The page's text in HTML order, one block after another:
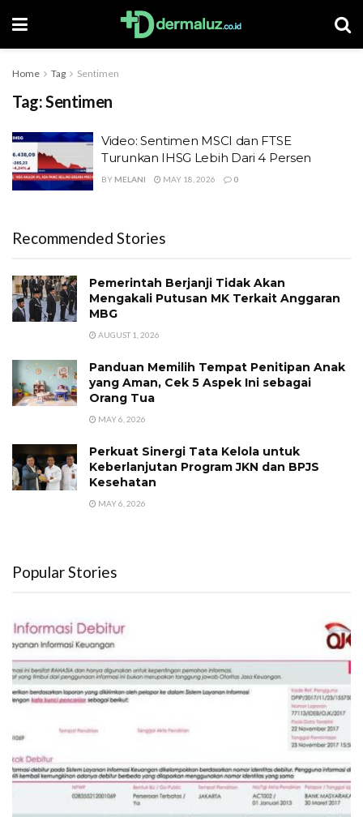
Home Tag Sentimen
Tag:Sentimen
Video: Sentimen MSCI dan FTSE
Turunkan IHSG Lebih Dari 4 Persen
BY MELANI MAY 18, 2026 0
Recommended Stories
Pemerintah Berjanji Tidak Akan
Mengakali Putusan MK Terkait Anggaran
MBG
AUGUST 1, 2026
Panduan Memilih Tempat Penitipan Anak
yang Aman, Cek 5 Aspek Ini sebagai
Orang Tua
MAY 6, 2026
Perkuat Sinergi Tata Kelola untuk
Keberlanjutan Program JKN dan BPJS
Kesehatan
MAY 6, 2026
Popular Stories